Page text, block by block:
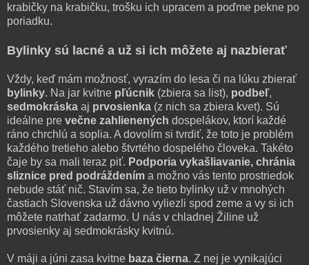
krabičky na krabičku, trošku ich upracem a poďme pekne po
poriadku.
Bylinky sú lacné a už si ich môžete aj nazbierať
Vždy, keď mám možnosť, vyrazím do lesa či na lúku zbierať
bylinky. Na jar kvitne pľúcnik (zbiera sa list), podbeľ,
sedmokráska aj prvosienka (z nich sa zbiera kvet). Sú
ideálne pre večne zahlienených dospelákov, ktorí každé
ráno chrchlú a soplia. A dovolím si tvrdiť, že toto je problém
každého tretieho alebo štvrtého dospelého človeka. Takéto
čaje by sa mali teraz piť. Podporia vykašliavanie, chránia
sliznice pred podráždením a možno vás tento prostriedok
nebude stáť nič. Stavím sa, že tieto bylinky už v mnohých
častiach Slovenska už dávno vyliezli spod zeme a vy si ich
môžete natrhať zadarmo. U nás v chladnej Žiline už
prvosienky aj sedmokrásky kvitnú.
V máji a júni zasa kvitne baza čierna. Z nej je vynikajúci